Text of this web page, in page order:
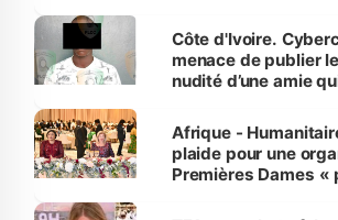
des Transports
Côte d'Ivoire.
menace de publier
nudité d’une amie
Afrique -
plaide pour une
Premières Dames